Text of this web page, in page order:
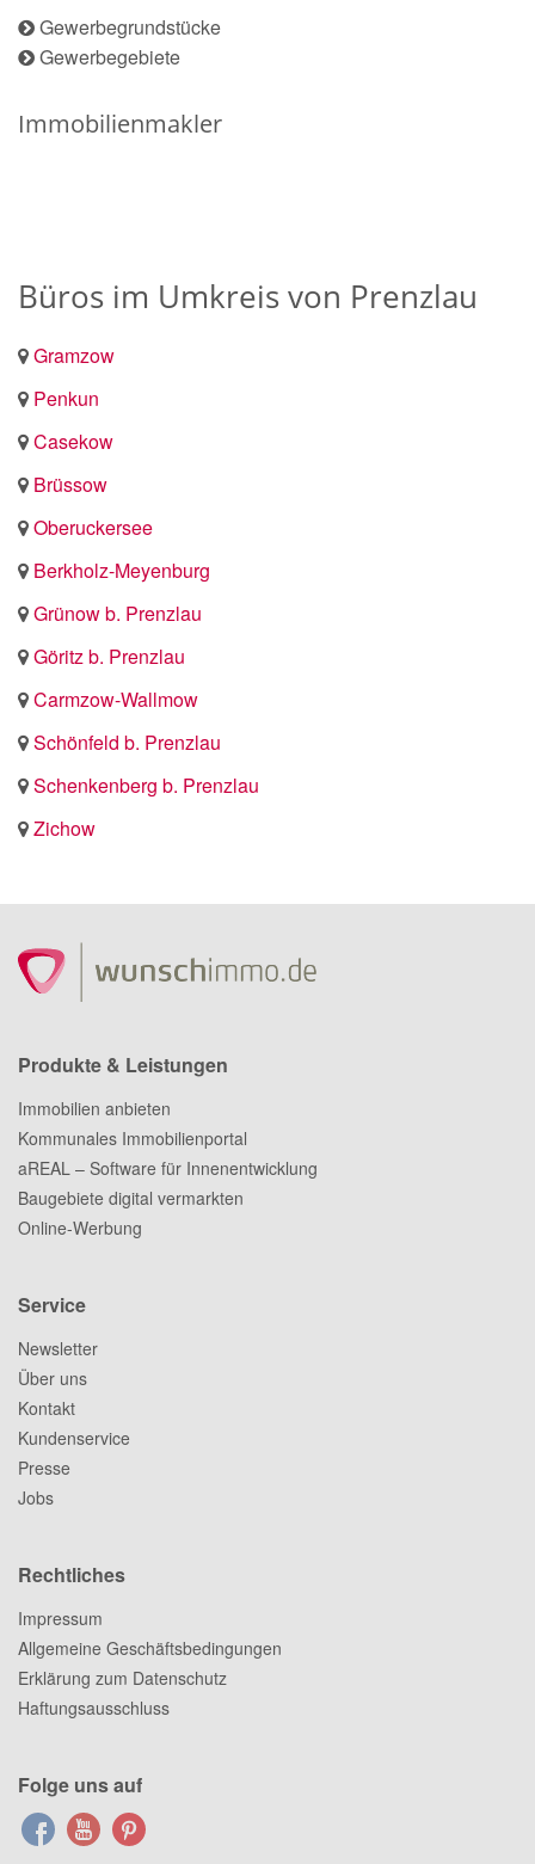
Gewerbegrundstücke
Gewerbegebiete
Immobilienmakler
Büros im Umkreis von Prenzlau
Gramzow
Penkun
Casekow
Brüssow
Oberuckersee
Berkholz-Meyenburg
Grünow b. Prenzlau
Göritz b. Prenzlau
Carmzow-Wallmow
Schönfeld b. Prenzlau
Schenkenberg b. Prenzlau
Zichow
Produkte & Leistungen
Immobilien anbieten
Kommunales Immobilienportal
aREAL – Software für Innenentwicklung
Baugebiete digital vermarkten
Online-Werbung
Service
Newsletter
Über uns
Kontakt
Kundenservice
Presse
Jobs
Rechtliches
Impressum
Allgemeine Geschäftsbedingungen
Erklärung zum Datenschutz
Haftungsausschluss
Folge uns auf